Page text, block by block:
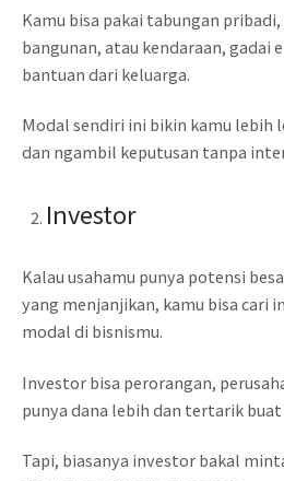
Kamu bisa pakai tabungan
bangunan, atau kendaraan, gadai
bantuan dari keluarga.
Modal sendiri ini bikin kamu lebih
dan ngambil keputusan tanpa
Investor
Kalau usahamu punya potensi
yang menjanjikan, kamu bisa cari
modal di bisnismu.
Investor bisa perorangan,
punya dana lebih dan tertarik
Tapi, biasanya investor bakal